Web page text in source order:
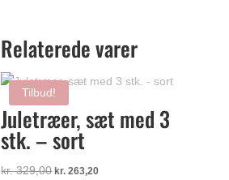
kr. 329,00.kr. 246,75.
Relaterede varer
Tilbud!
Juletræer, sæt med 3
stk. – sort
kr.329,00Den
kr. 263,20Den